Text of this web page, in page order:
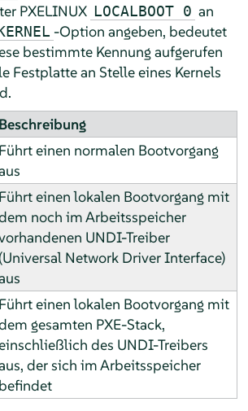
PXELINUX LOCALBOOT 0 an
-Option angeben, bedeutet
bestimmte Kennung aufgerufen
Festplatte an Stelle eines Kernels
Beschreibung
Führt einen normalen Bootvorgang
Führt einen lokalen Bootvorgang mit
noch im Arbeitsspeicher
UNDI-Treiber
Network Driver Interface)
Führt einen lokalen Bootvorgang mit
gesamten PXE-Stack,
des UNDI-Treibers
der sich im Arbeitsspeicher
befindet